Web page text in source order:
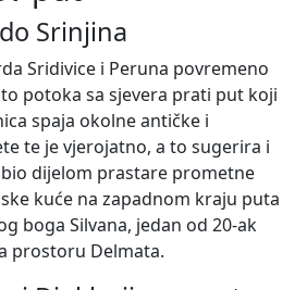
Srinjina
Sridivice i Peruna povremeno
potoka sa sjevera prati put koji
spaja okolne antičke i
te je vjerojatno, a to sugerira i
dijelom prastare prometne
kuće na zapadnom kraju puta
boga Silvana, jedan od 20-ak
prostoru Delmata.